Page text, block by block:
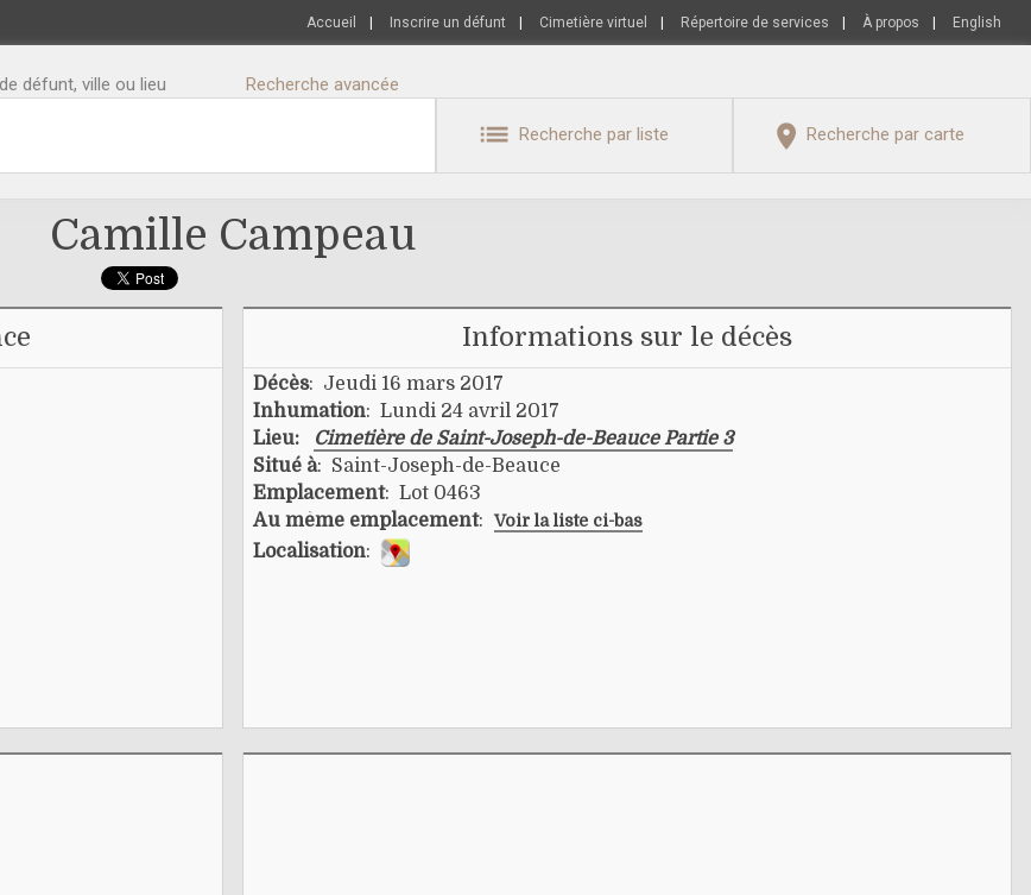
Accueil Inscrire un défunt Cimetière virtuel Répertoire de services À propos English
défunt, ville ou lieu Recherche avancée
Recherche par liste Recherche par carte
Camille Campeau
Informations sur le décès
Décès: Jeudi 16 mars 2017
Inhumation: Lundi 24 avril 2017
Lieu:
Cimetière de Saint-Joseph-de-Beauce Partie 3
Situé à: Saint-Joseph-de-Beauce
Emplacement: Lot 0463
Au même emplacement: Voir la liste ci-bas
Localisation: